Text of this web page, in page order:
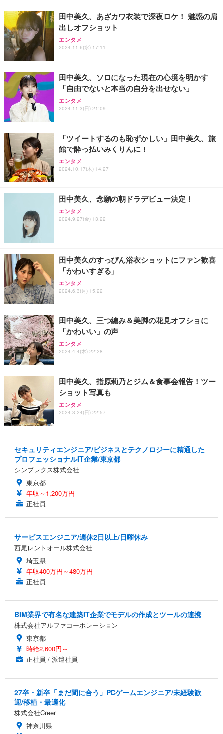
務用 おしゃれ パソコンチェア (ホワイト)
ANDWINT オフィスチェア デスクチェア 肘なし メ
ッシュ 通気性 ランバーサポート付き 腰サポート ガ
ス圧無段階昇降 360度回転 キャスター付き コンパク
【MiniLED/24.5inch/280Hz/FHD】GRAPHT THE S
HOOTER Gaming Monitor 24” Essential ゲーミン
グモニター QD 24.5インチ 1ms FHD 量子ドット 残
アイリスオーヤマ ペットシーツ 超厚型 お徳用 レギ
ュラー 200枚入【Amazon.co.jp限定】
田中美久、あざカワ衣装で深夜ロケ！ 魅惑の肩
出しオフショット
エンタメ
2024.11.6(水) 17:11
田中美久、ソロになった現在の心境を明かす
「自由でないと本当の自分を出せない」
エンタメ
2024.11.3(日) 21:09
「ツイートするのも恥ずかしい」田中美久、旅
館で酔っ払いみくりんに！
エンタメ
2024.10.17(木) 14:27
田中美久、念願の朝ドラデビュー決定！
エンタメ
2024.9.27(金) 13:22
田中美久のすっぴん浴衣ショットにファン歓喜
「かわいすぎる」
エンタメ
2024.6.3(月) 15:22
田中美久、三つ編み＆美脚の花見オフショに
「かわいい」の声
エンタメ
2024.4.4(木) 22:28
田中美久、指原莉乃とジム＆食事会報告！ツー
ショット写真も
エンタメ
2024.3.24(日) 22:57
セキュリティエンジニア/ビジネスとテクノロジーに精通した
プロフェッショナルIT企業/東京都
シンプレクス株式会社
東京都
年収～1,200万円
正社員
サービスエンジニア/週休2日以上/日曜休み
西尾レントオール株式会社
埼玉県
年収400万円～480万円
正社員
BIM業界で有名な建築IT企業でモデルの作成とツールの連携
株式会社アルファコーポレーション
東京都
時給2,600円～
正社員 / 派遣社員
27卒・新卒「まだ間に合う」PCゲームエンジニア/未経験歓
迎/移植・最適化
株式会社Creer
神奈川県